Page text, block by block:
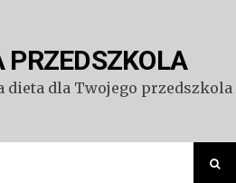
PRZEDSZKOLA
dieta dla Twojego przedszkola